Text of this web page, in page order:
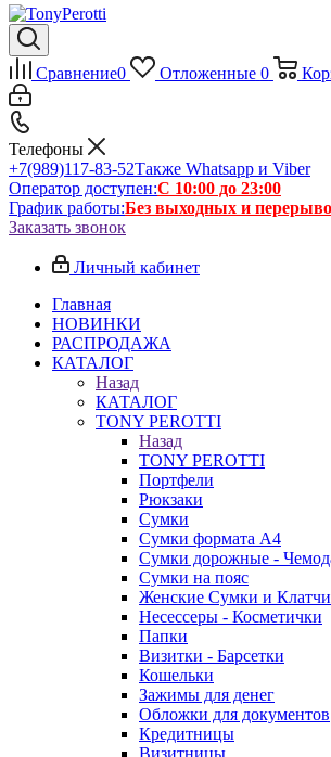
Сравнение0 Отложенные 0
Телефоны
+7(989)117-83-52Также Whatsapp и Viber
Оператор доступен:С 10:00 до 23:00
График работы:Без выходных и
Заказать звонок
Личный кабинет
Главная
НОВИНКИ
РАСПРОДАЖА
КАТАЛОГ
Назад
КАТАЛОГ
TONY PEROTTI
Назад
TONY PEROTTI
Портфели
Рюкзаки
Сумки
Сумки формата А4
Сумки дорожные -
Сумки на пояс
Женские Сумки и Клатчи
Несессеры - Косметички
Папки
Визитки - Барсетки
Кошельки
Зажимы для денег
Обложки для документов
Кредитницы
Визитницы